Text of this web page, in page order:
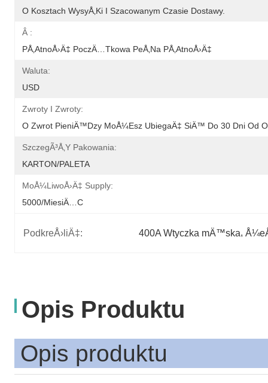
O Kosztach WysyÅ‚ki I Szacowanym Czasie Dostawy.
Â :
PÅ‚atnoÅ›Ä‡ PoczÄ…tkowa PeÅ‚na PÅ‚atnoÅ›Ä‡
Waluta:
USD
Zwroty I Zwroty:
O Zwrot PieniÄ™dzy MoÅ¼esz UbiegaÄ‡ SiÄ™ Do 30 Dni Od
SzczegÃ³Å‚y Pakowania:
KARTON/PALETA
MoÅ¼liwoÅ›Ä‡ Supply:
5000/miesiÄ…c
PodkreÅ›liÄ‡: 400A Wtyczka mÄ™ska,
Opis Produktu
Opis produktu